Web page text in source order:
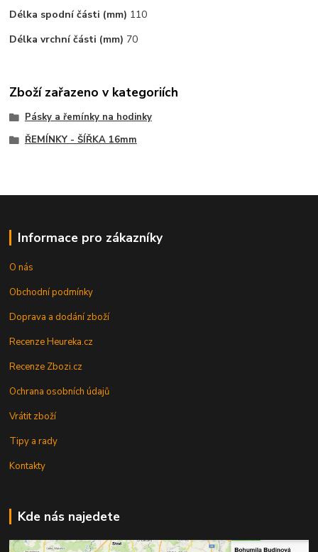
Délka spodní části (mm) 110
Délka vrchní části (mm) 70
Zboží zařazeno v kategoriích
Pásky a řemínky na hodinky
ŘEMÍNKY - ŠÍŘKA 16mm
Informace pro zákazníky
O nás
Obchodní podmínky
Doprava a dodání zboží
Recenze Heureka.cz
Recenze Zbozi.cz
Ochrana osobních údajů
Vrátit zboží
Tipy a rady
Kontakty
Kde nás najedete